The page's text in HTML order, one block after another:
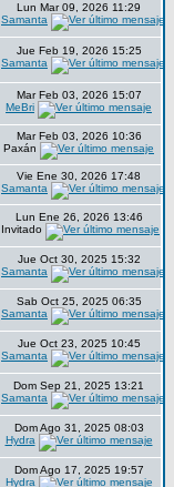
Lun Mar 09, 2026 11:29
Samanta
Jue Feb 19, 2026 15:25
Samanta
Mar Feb 03, 2026 15:07
MeBri
Mar Feb 03, 2026 10:36
Paxán
Vie Ene 30, 2026 17:48
Samanta
Lun Ene 26, 2026 13:46
Invitado
Jue Oct 30, 2025 15:32
Samanta
Sab Oct 25, 2025 06:35
Samanta
Jue Oct 23, 2025 10:45
Samanta
Dom Sep 21, 2025 13:21
Samanta
Dom Ago 31, 2025 08:03
Hydra
Dom Ago 17, 2025 19:57
Hydra